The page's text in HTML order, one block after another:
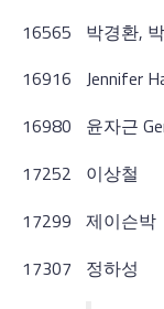
16565
박경환,
16916 Jennifer
16980
윤자근
17252
이상철
17299 제이슨박
17307
정하성